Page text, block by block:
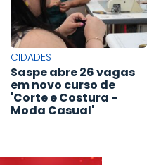
CIDADES
Saspe abre 26 vagas
em novo curso de
'Corte e Costura -
Moda Casual'